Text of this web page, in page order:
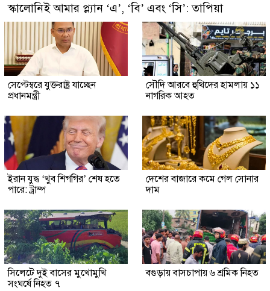
স্কালোনিই আমার প্ল্যান ‘এ’, ‘বি’ এবং ‘সি’: তাপিয়া
সেপ্টেম্বরে যুক্তরাষ্ট্র যাচ্ছেন
প্রধানমন্ত্রী
সৌদি আরবে হুথিদের হামলায় ১১
নাগরিক আহত
ইরান যুদ্ধ ‘খুব শিগগির’ শেষ হতে
পারে: ট্রাম্প
দেশের বাজারে কমে গেল সোনার
দাম
সিলেটে দুই বাসের মুখোমুখি
সংঘর্ষে নিহত ৭
বগুড়ায় বাসচাপায় ৬ শ্রমিক নিহত